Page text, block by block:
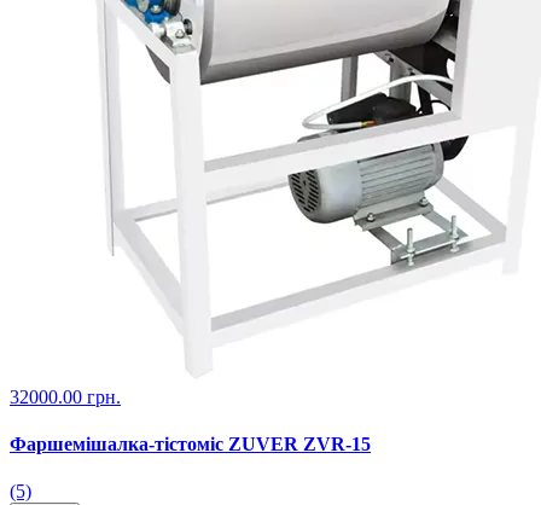
32000.00 грн.
Фаршемішалка-тістоміс ZUVER ZVR-15
(5)